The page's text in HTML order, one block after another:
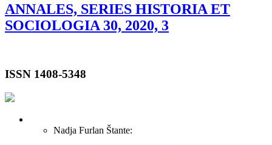
ANNALES, SERIES HISTORIA ET
SOCIOLOGIA 30, 2020, 3
ISSN 1408-5348
Nadja Furlan Štante: